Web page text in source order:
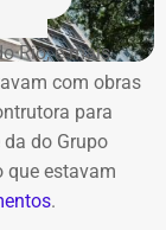
para
de
aproveitando a
Rio, e mais
com obras
para
do Grupo
que estavam
.